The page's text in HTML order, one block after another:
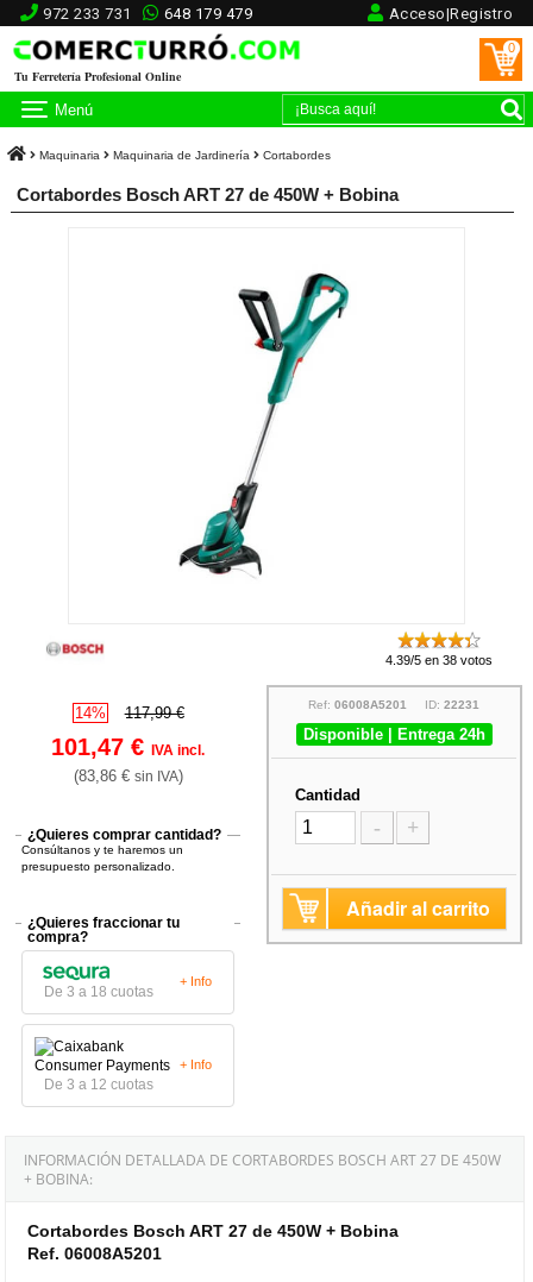
972 233 731 648 179 479 Acceso|Registro
Tu Ferretería Profesional Online
0
Menú
Maquinaria Maquinaria de Jardinería Cortabordes
Cortabordes Bosch ART 27 de 450W + Bobina
4.39/5 en 38 votos
14% 117,99 €
101,47 €IVA incl.
(83,86 € sin IVA)
¿Quieres comprar cantidad?
Consúltanos y te haremos un
presupuesto personalizado.
¿Quieres fraccionar tu
compra?
De 3 a 18 cuotas
+ Info
De 3 a 12 cuotas
+ Info
Ref:06008A5201 ID:22231
Disponible | Entrega 24h
Cantidad
- +
Añadir al carrito
INFORMACIÓN DETALLADA DE CORTABORDES BOSCH ART 27 DE 450W
+ BOBINA:
Cortabordes Bosch ART 27 de 450W + Bobina
Ref. 06008A5201